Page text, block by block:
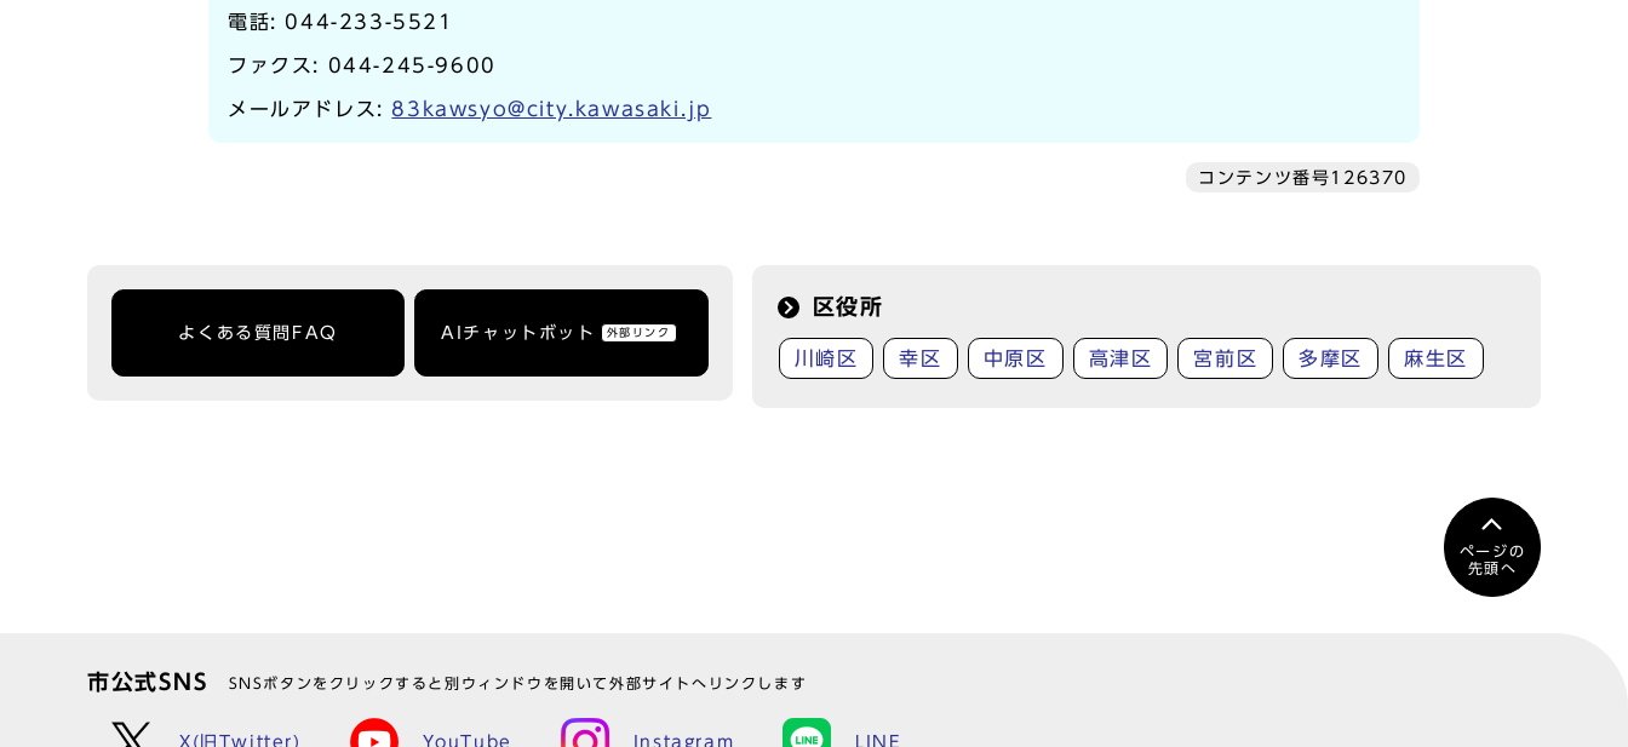
電話: 044-233-5521
ファクス: 044-245-9600
メールアドレス:83kawsyo@city.kawasaki.jp
コンテンツ番号126370
よくある質問FAQ AIチャットボット 外部リンク
区役所
川崎区 幸区 中原区 高津区 宮前区 多摩区 麻生区
ページの
先頭へ
市公式SNS SNSボタンをクリックすると別ウィンドウを開いて外部サイトへリンクします
X(旧Twitter) YouTube Instagram LINE